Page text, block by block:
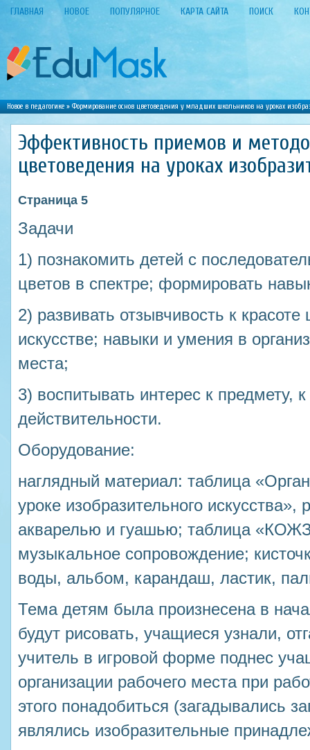
ГЛАВНАЯ НОВОЕ ПОПУЛЯРНОЕ КАРТА САЙТА ПОИСК
Новое в педагогике»Формирование основ цветоведения у младших школьников на уроках
Эффективность приемов и
цветоведения на уроках
Страница 5
Задачи
1) познакомить детей с
цветов в спектре; формировать
2) развивать отзывчивость к
искусстве; навыки и умения в
места;
3) воспитывать интерес к предмету,
действительности.
Оборудование:
наглядный материал: таблица
уроке изобразительного
акварелью и гуашью; таблица
музыкальное сопровождение;
воды, альбом, карандаш, ластик,
Тема детям была произнесена в
будут рисовать, учащиеся узнали,
учитель в игровой форме поднес
организации рабочего места при
этого понадобиться (загадывались
являлись изобразительные